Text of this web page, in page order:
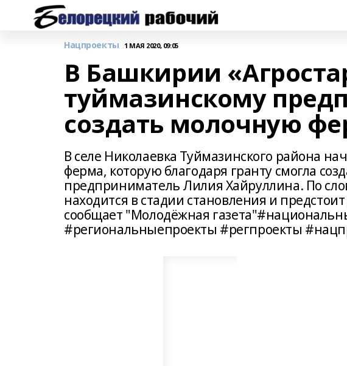
Нацпроекты 1 МАЯ 2020, 09:05
В Башкирии
туймазинскому
создать молочную
В селе Николаевка Туймазинского района
ферма, которую благодаря гранту смогла
предприниматель Лилия Хайруллина. По
находится в стадии становления и
сообщает "Молодёжная
#региональныепроекты #регпроекты